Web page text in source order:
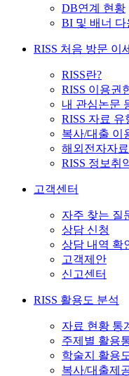
DB연계 현황
BI 및 배너 다
RISS 처음 방문 이
RISS란?
RISS 이용권
내 관심논문
RISS 자료 유
복사/대출 이
해외전자자
RISS 정보취
고객센터
자주 찾는 질
상담 신청
상담 내역 확
고객제안
신고센터
RISS 활용도 분석
자료 현황 통
주제별 활용
학술지 활용
복사/대출제